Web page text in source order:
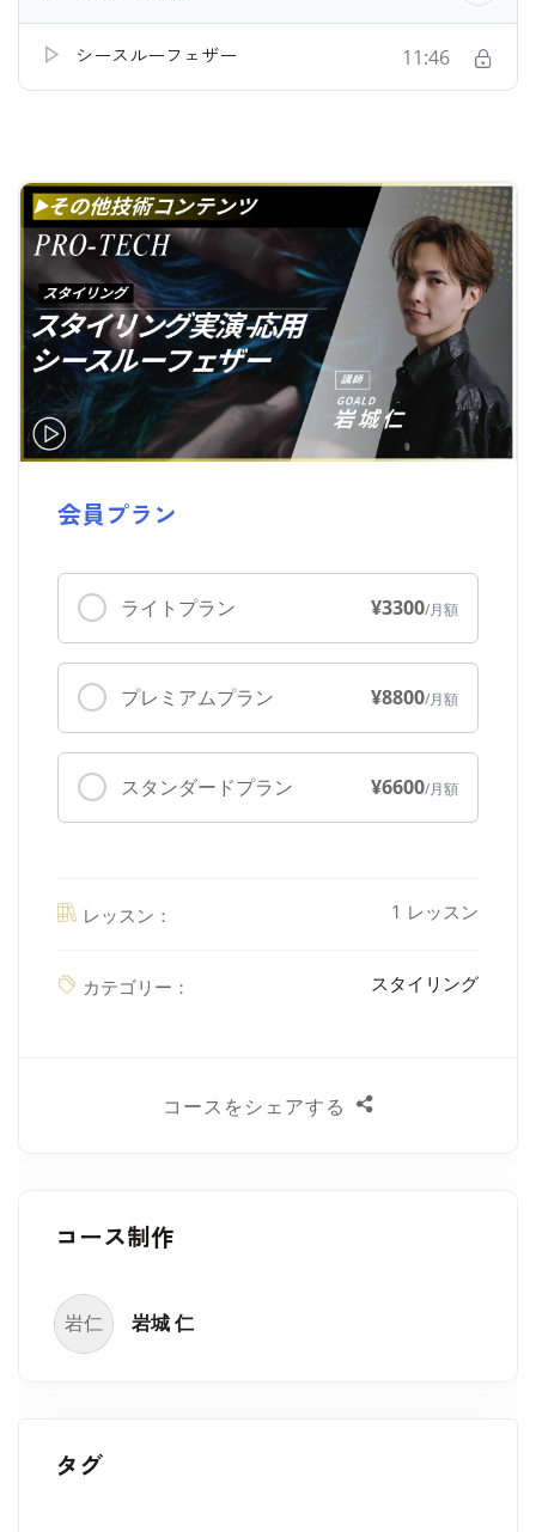
シースルーフェザー 11:46
会員プラン
ライトプラン ¥3300
プレミアムプラン ¥8800
スタンダードプラン ¥6600
レッスン： 1 レッスン
カテゴリー： スタイリング
コースをシェアする
コース制作
岩仁 岩城 仁
タグ